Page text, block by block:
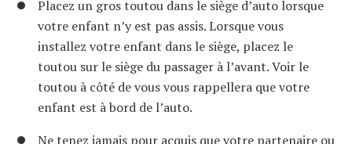
Placez un gros toutou dans le siège d’auto lorsque
votre enfant n’y est pas assis. Lorsque vous
installez votre enfant dans le siège, placez le
toutou sur le siège du passager à l’avant. Voir le
toutou à côté de vous vous rappellera que votre
enfant est à bord de l’auto.
Ne tenez jamais pour acquis que votre partenaire ou